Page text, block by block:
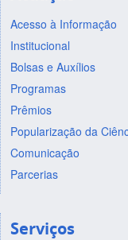
Acesso à Informação
Institucional
Bolsas e Auxílios
Programas
Prêmios
Popularização da
Comunicação
Parcerias
Serviços